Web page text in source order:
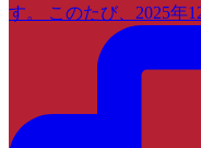
す。 このたび、2025年